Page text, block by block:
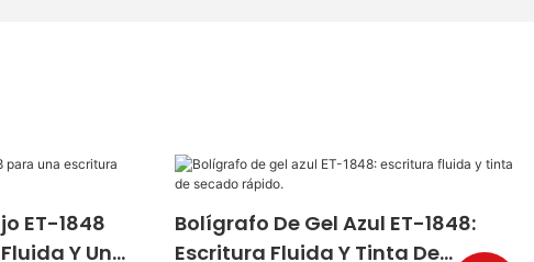
ET-1848
Y Un
Bolígrafo De Gel Azul ET-1848:
Escritura Fluida Y Tinta De